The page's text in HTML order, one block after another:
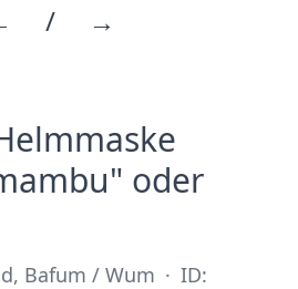
/ →
oder
Bafum / Wum · ID: